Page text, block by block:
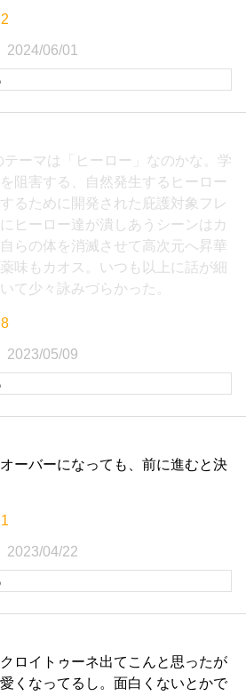
2024/06/01
テーマは「ヒーロー」なのかな。学
阻害する、自然発生するヒーロー
るために開発された庇護対象フレ
ヒーロー達が潰しあうシーンはカ
らの体を消滅させて高次元へ昇華
味もカオス。いつも以上に話が細
て少々詠みづらかった。
2023/05/09
オーバーになっても、前に進むと決
2023/04/22
ロイトゥーネ出てこんと思ったが
くなってるし。面白くないとかで